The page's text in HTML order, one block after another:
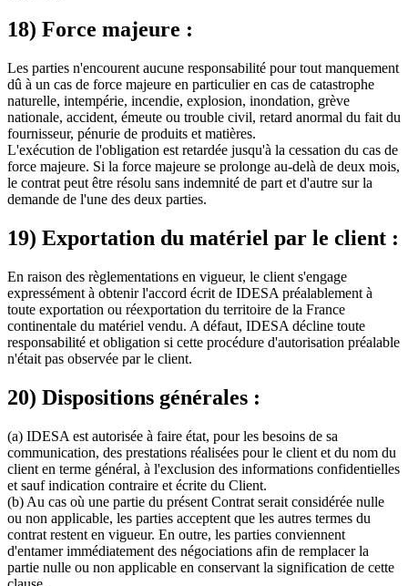
18) Force majeure :
Les parties n'encourent aucune responsabilité pour tout manquement
dû à un cas de force majeure en particulier en cas de catastrophe
naturelle, intempérie, incendie, explosion, inondation, grève
nationale, accident, émeute ou trouble civil, retard anormal du fait du
fournisseur, pénurie de produits et matières.
L'exécution de l'obligation est retardée jusqu'à la cessation du cas de
force majeure. Si la force majeure se prolonge au-delà de deux mois,
le contrat peut être résolu sans indemnité de part et d'autre sur la
demande de l'une des deux parties.
19) Exportation du matériel par le client :
En raison des règlementations en vigueur, le client s'engage
expressément à obtenir l'accord écrit de IDESA préalablement à
toute exportation ou réexportation du territoire de la France
continentale du matériel vendu. A défaut, IDESA décline toute
responsabilité et obligation si cette procédure d'autorisation préalable
n'était pas observée par le client.
20) Dispositions générales :
(a) IDESA est autorisée à faire état, pour les besoins de sa
communication, des prestations réalisées pour le client et du nom du
client en terme général, à l'exclusion des informations confidentielles
et sauf indication contraire et écrite du Client.
(b) Au cas où une partie du présent Contrat serait considérée nulle
ou non applicable, les parties acceptent que les autres termes du
contrat restent en vigueur. En outre, les parties conviennent
d'entamer immédiatement des négociations afin de remplacer la
partie nulle ou non applicable en conservant la signification de cette